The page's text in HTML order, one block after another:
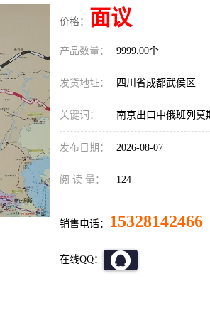
价格： 面议
产品数量： 9999.00个
发货地址： 四川省成都武侯区
关键词： 南京出口中俄班列莫
发布日期： 2026-08-07
阅 读 量： 124
销售电话： 15328142466
在线QQ：